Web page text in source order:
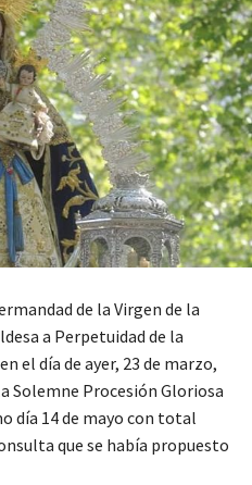
de la Virgen de la
a Perpetuidad de la
el día de ayer, 23 de marzo,
Solemne Procesión Gloriosa
día 14 de mayo con total
que se había propuesto